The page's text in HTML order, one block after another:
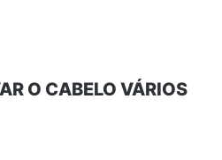
O CABELO VÁRIOS